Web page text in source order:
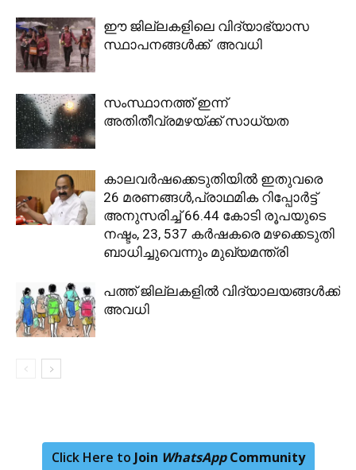
ഈ ജില്ലകളിലെ വിദ്യാഭ്യാസ
സ്ഥാപനങ്ങള്‍ക്ക് അവധി
സംസ്ഥാനത്ത് ഇന്ന്
അതിതീവ്രമഴയ്ക്ക് സാധ്യത
കാലവര്‍ഷക്കെടുതിയില്‍ ഇതുവരെ
26 മരണങ്ങള്‍,പ്രാഥമിക റിപ്പോര്‍ട്ട്
അനുസരിച്ച് 66.44 കോടി രൂപയുടെ
നഷ്ടം, 23, 537 കര്‍ഷകരെ മഴക്കെടുതി
ബാധിച്ചുവെന്നും മുഖ്യമന്ത്രി
പത്ത് ജില്ലകളില്‍ വിദ്യാലയങ്ങള്‍ക്ക്
അവധി
Click Here to Join WhatsAppCommunity